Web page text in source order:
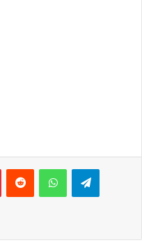
PinterestReddit WhatsApp